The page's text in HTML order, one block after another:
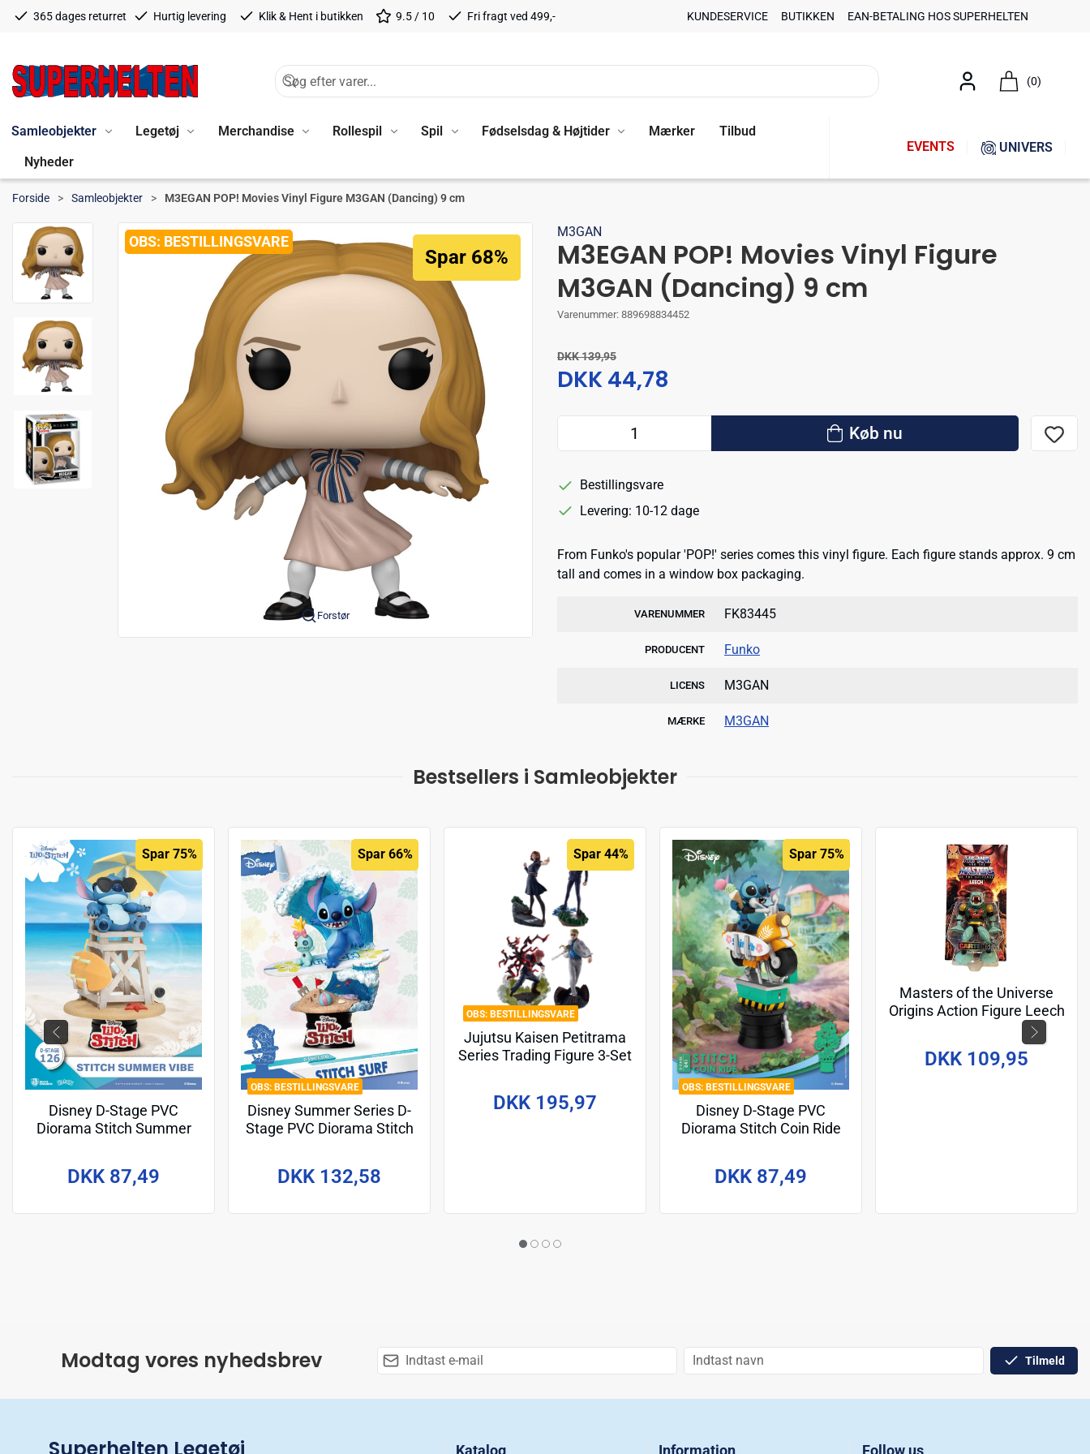
365 dages returret Hurtig levering Klik & Hent i butikken 9.5 / 10 Fri fragt ved 499,- KUNDESERVICE BUTIKKEN EAN-BETALING HOS SUPERHELTEN
(0)
Samleobjekter Legetøj Merchandise Rollespil Spil Fødselsdag & Højtider Mærker
Tilbud
Nyheder
EVENTS UNIVERS
Forside Samleobjekter M3EGAN POP! Movies Vinyl Figure M3GAN (Dancing) 9 cm
BESTILLINGSVARE
Forstør
Spar 68%
M3GAN
M3EGAN POP! Movies Vinyl Figure
M3GAN (Dancing) 9 cm
Varenummer: 889698834452
DKK 139,95
DKK 44,78
Køb nu
Bestillingsvare
Levering: 10-12 dage
From Funko's popular 'POP!' series comes this vinyl figure. Each figure stands approx. 9 cm
tall and comes in a window box packaging.
VARENUMMER FK83445
PRODUCENT Funko
LICENS M3GAN
MÆRKE M3GAN
Bestsellers i Samleobjekter
Spar 75%
Disney D-Stage PVC
Diorama Stitch Summer
DKK 87,49
BESTILLINGSVARE
Spar 66%
Disney Summer Series D-
Stage PVC Diorama Stitch
DKK 132,58
BESTILLINGSVARE
Spar 44%
Jujutsu Kaisen Petitrama
Series Trading Figure 3-Set
DKK 195,97
BESTILLINGSVARE
Spar 75%
Disney D-Stage PVC
Diorama Stitch Coin Ride
DKK 87,49
Masters of the Universe
Origins Action Figure Leech
(Cartoon Collection) 14 cm
DKK 109,95
Modtag vores nyhedsbrev Tilmeld
Superhelten Legetøj Katalog Information Follow us